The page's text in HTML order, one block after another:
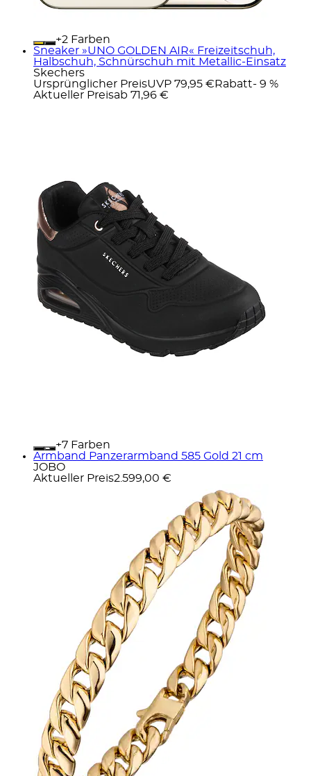
+
Farben
Sneaker »UNO GOLDEN AIR« Freizeitschuh,
Halbschuh, Schnürschuh mit Metallic-Einsatz
Skechers
Ursprünglicher PreisUVP 79,95 € Rabatt- 9 %
Aktueller Preisab 71,96 €
+
Farben
Armband Panzerarmband 585 Gold 21 cm
JOBO
Aktueller Preis2.599,00 €